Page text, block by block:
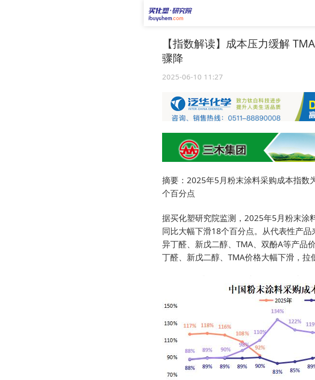
【指数解读】成本压力缓解
骤降
2025-06-10 11:27
摘要：2025年5月粉末涂料采购成本指数
个百分点
据买化塑研究院监测，2025年5月粉末涂
同比大幅下滑18个百分点。从代表性产
异丁醛、新戊二醇、TMA、双酚A等产品
丁醛、新戊二醇、TMA价格大幅下滑，拉